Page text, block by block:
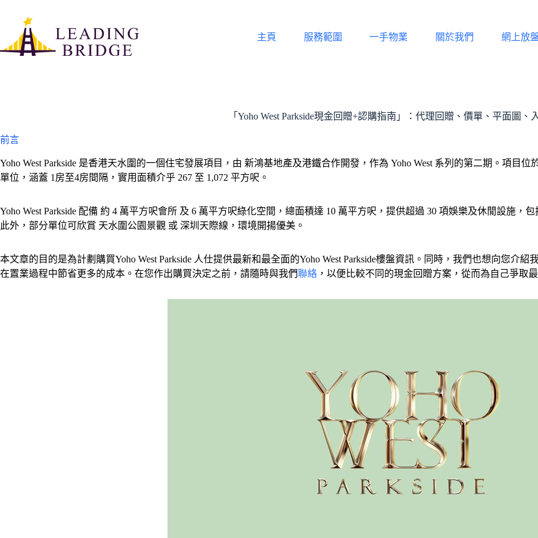
content
主頁
服務範圍 一手物業 關於我們 網上放
「Yoho West Parkside現金回贈+認購指南」：代理回贈、價單、平面圖、
前言
Yoho West Parkside 是香港天水圍的一個住宅發展項目，由 新鴻基地產及港鐵合作開發，作為 Yoho West 系列的第二期。項目
單位，涵蓋 1房至4房間隔，實用面積介乎 267 至 1,072 平方呎。
Yoho West Parkside 配備 約 4 萬平方呎會所 及 6 萬平方呎綠化空間，總面積達 10 萬平方呎，提供超過 30 項娛樂及休閒設施，
此外，部分單位可欣賞 天水圍公園景觀 或 深圳天際線，環境開揚優美。
本文章的目的是為計劃購買Yoho West Parkside 人仕提供最新和最全面的Yoho West Parkside樓盤資訊。同時，我們也想向您介紹
在置業過程中節省更多的成本。在您作出購買決定之前，請隨時與我們聯絡 ，以便比較不同的現金回贈方案，從而為自己爭取